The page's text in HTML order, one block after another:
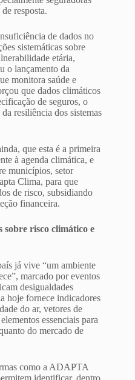
resposta.
de dados no
sistemáticas sobre
etária,
o lançamento da
monitora saúde e
que dados climáticos
de seguros, o
resiliência dos sistemas
que esta é a primeira
à agenda climática, e
municípios, setor
Clima, para que
de risco, subsidiando
financeira.
sobre risco climático e
já vive “um ambiente
marcado por eventos
desigualdades
hoje fornece indicadores
do ar, vetores de
essenciais para
do mercado de
como a ADAPTA